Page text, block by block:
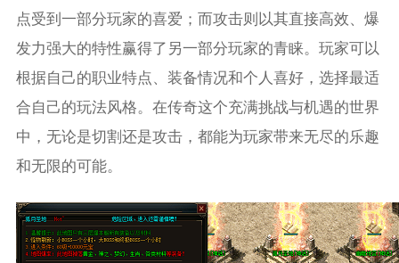
点受到一部分玩家的喜爱；而攻击则以其直接高效、爆
发力强大的特性赢得了另一部分玩家的青睐。玩家可以
根据自己的职业特点、装备情况和个人喜好，选择最适
合自己的玩法风格。在传奇这个充满挑战与机遇的世界
中，无论是切割还是攻击，都能为玩家带来无尽的乐趣
和无限的可能。